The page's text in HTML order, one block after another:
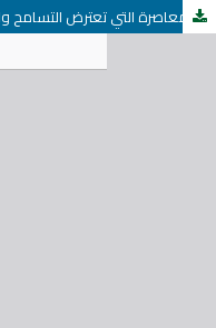
التحديات المعاصرة التي تعترض التسامح والتعددية، وسبل مواجهتها والتغلب عليها